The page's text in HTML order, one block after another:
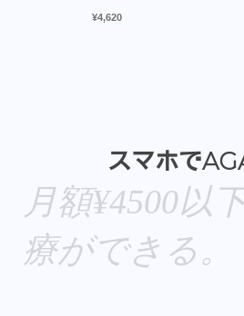
¥4,620
スマホで
月額¥4500以
療ができる。